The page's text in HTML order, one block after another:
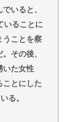
いると、
いることに
うことを察
その後、
いた女性
ことにした
る。